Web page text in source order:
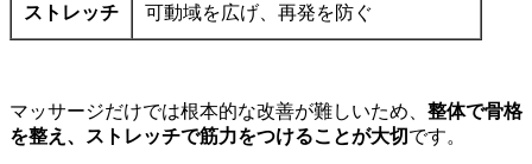
ストレッチ 可動域を広げ、再発を防ぐ
マッサージだけでは根本的な改善が難しいため、 整体で骨格
を整え、ストレッチで筋力をつけることが大切 です。